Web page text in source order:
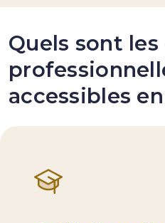
Quels sont
accessibles